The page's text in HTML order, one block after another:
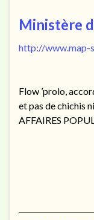
Ministère
http://www.map-
Flow ’prolo,
et pas de chichis
AFFAIRES